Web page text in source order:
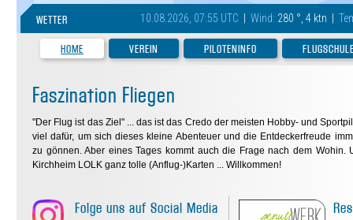
WETTER 10.08.2026, 07:55 UTC Wind: 280 °, 4 ktn |
HOME VEREIN PILOTENINFO
Faszination Fliegen
"Der Flug ist das Ziel" ... das ist das Credo der meisten Hobby- und
viel dafür, um sich dieses kleine Abenteuer und die Entdeckerfreude
zu gönnen. Aber eines Tages kommt auch die Frage nach dem Wohin.
Kirchheim LOLK ganz tolle (Anflug-)Karten ... Willkommen!
Folge uns auf Social Media